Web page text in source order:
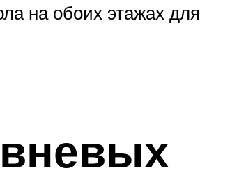
на обоих этажах для